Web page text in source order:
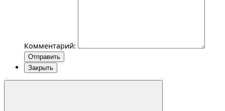
Комментарий:
Отправить
Закрыть